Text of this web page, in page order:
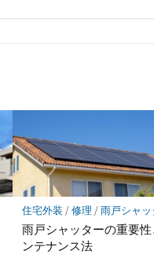
住宅外装 /修理/雨戸シャッ
雨戸シャッターの重要性
ンテナンス法